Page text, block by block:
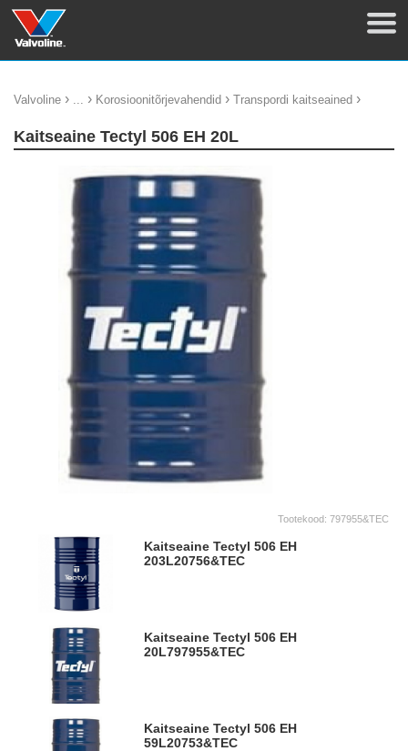
Valvoline › ... › Korosioonitõrjevahendid › Transpordi kaitseained ›
Kaitseaine Tectyl 506 EH 20L
Tootekood: 797955&TEC
Kaitseaine Tectyl 506 EH
203L20756&TEC
Kaitseaine Tectyl 506 EH
20L797955&TEC
Kaitseaine Tectyl 506 EH
59L20753&TEC